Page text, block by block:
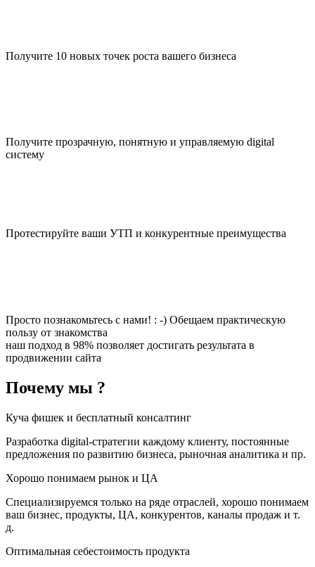
Получите 10 новых точек роста вашего бизнеса
Получите прозрачную, понятную и управляемую digital
систему
Протестируйте ваши УТП и конкурентные преимущества
Просто познакомьтесь с нами! : -) Обещаем практическую
пользу от знакомства
наш подход в 98% позволяет достигать результата в
продвижении сайта
Почему мы ?
Куча фишек и бесплатный консалтинг
Разработка digital-стратегии каждому клиенту, постоянные
предложения по развитию бизнеса, рыночная аналитика и пр.
Хорошо понимаем рынок и ЦА
Специализируемся только на ряде отраслей, хорошо понимаем
ваш бизнес, продукты, ЦА, конкурентов, каналы продаж и т.
д.
Оптимальная себестоимость продукта